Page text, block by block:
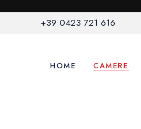
+39 0423 721 616
HOME CAMERE